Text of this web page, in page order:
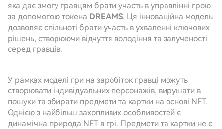
яка дає змогу гравцям брати участь в управлінні грою
за допомогою токена DREAMS. Ця інноваційна модель
дозволяє спільноті брати участь в ухваленні ключових
рішень, створюючи відчуття володіння та залученості
серед гравців.
У рамках моделі гри на заробіток гравці можуть
створювати індивідуальних персонажів, вирушати в
пошуки та збирати предмети та картки на основі NFT.
Однією з найбільш захопливих особливостей є
динамічна природа NFT в грі. Предмети та картки не є